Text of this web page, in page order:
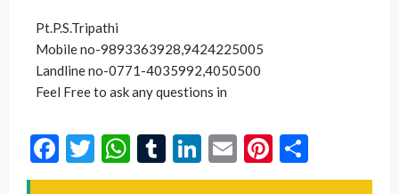
Pt.P.S.Tripathi
Mobile no-9893363928,9424225005
Landline no-0771-4035992,4050500
Feel Free to ask any questions in
Facebook
Twitter
WhatsApp
Tumblr
LinkedIn
EmailPinterest